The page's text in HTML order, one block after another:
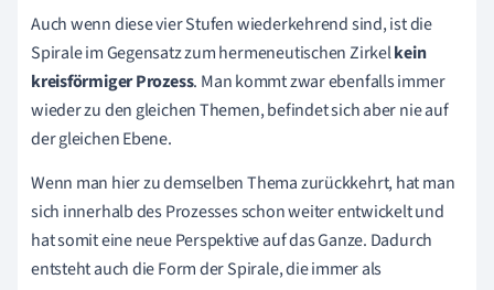
Auch wenn diese vier Stufen wiederkehrend sind, ist die
Spirale im Gegensatz zum hermeneutischen Zirkelkein
kreisförmiger Prozess. Man kommt zwar ebenfalls immer
wieder zu den gleichen Themen, befindet sich aber nie auf
der gleichen Ebene.
Wenn man hier zu demselben Thema zurückkehrt, hat man
sich innerhalb des Prozesses schon weiter entwickelt und
hat somit eine neue Perspektive auf das Ganze. Dadurch
entsteht auch die Form der Spirale, die immer als